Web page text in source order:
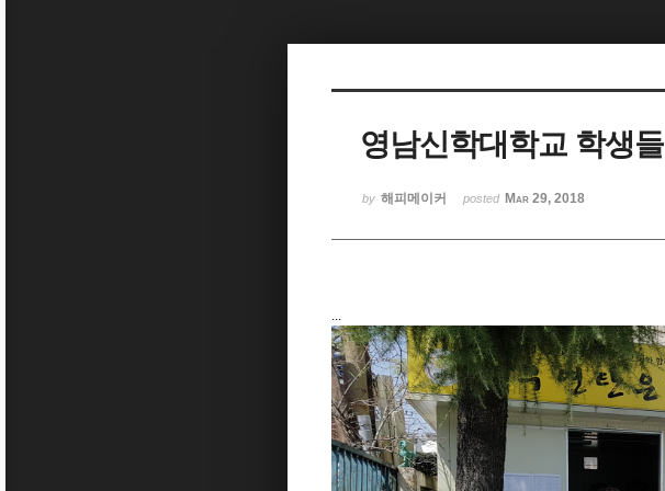
영남신학대학교 학생들
by 해피메이커 posted Mar 29, 2018
...
Sketchbook5, 스케치북5
Sketchbook5, 스케치북5